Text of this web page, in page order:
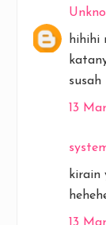
hihihi
susah
13
kirain